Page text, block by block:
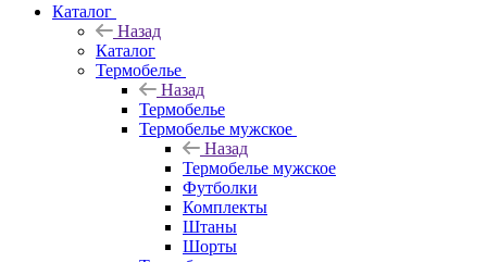
Каталог
Назад
Каталог
Термобелье
Назад
Термобелье
Термобелье мужское
Назад
Термобелье мужское
Футболки
Комплекты
Штаны
Шорты